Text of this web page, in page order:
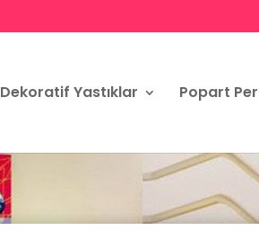
Dekoratif Yastıklar Popart